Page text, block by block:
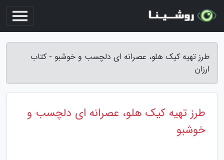
طرز تهیه کیک هلو، عصرانه ای دلچسب و خوشبو - کتاب
ارزان
طرز تهیه کیک هلو، عصرانه ای دلچسب و
خوشبو